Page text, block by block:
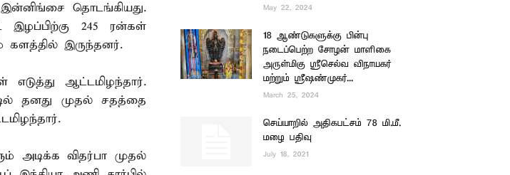
தொடங்கியது.
இழப்பிற்கு 245 ரன்கள்
களத்தில் இருந்தனர்.
ஆட்டமிழந்தார்.
தனது முதல் சதத்தை
அடிக்க விதர்பா முதல்
May 22, 2024
18 ஆண்டுகளுக்கு பின்பு
நடைப்பெற்ற சோழன் மாளிகை
அருள்மிகு ஸ்ரீசெல்வ விநாயகர்
மற்றும் ஸ்ரீஷண்முகர்...
March 25, 2024
செய்யாறில் அதிகபட்சம் 78 மி.மீ.
மழை பதிவு
July 18, 2021